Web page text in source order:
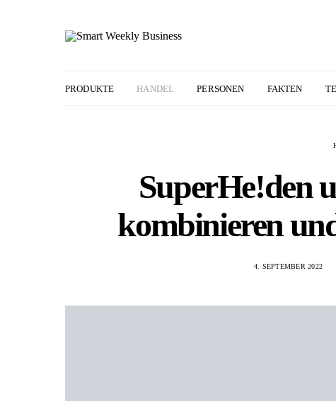
PRODUKTE HANDEL PERSONEN FAKTEN
SuperHe!den
kombinieren
4. SEPTEMBER 2022